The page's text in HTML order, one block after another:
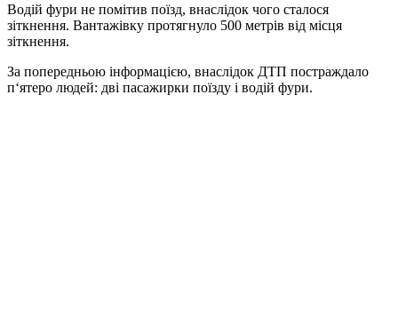
Водій фури не помітив поїзд, внаслідок чого сталося
зіткнення. Вантажівку протягнуло 500 метрів від місця
зіткнення.
За попередньою інформацією, внаслідок ДТП постраждало
п‘ятеро людей: дві пасажирки поїзду і водій фури.